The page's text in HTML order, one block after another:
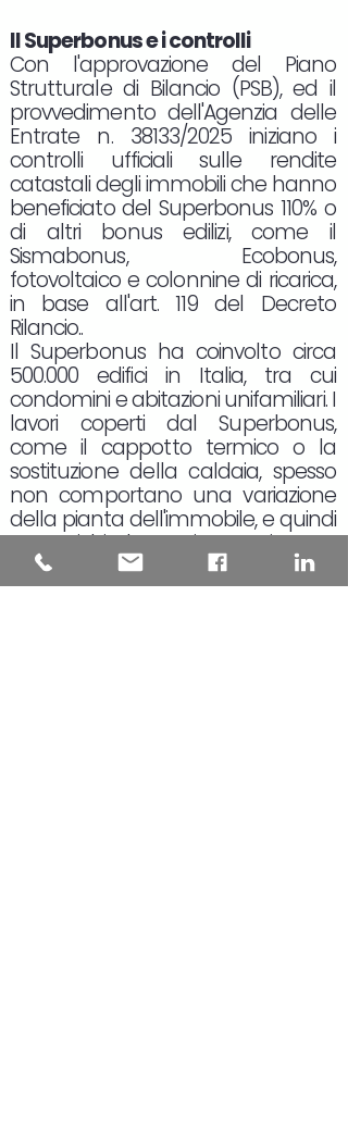
Il Superbonus e i controlli
Con l'approvazione del Piano
Strutturale di Bilancio (PSB), ed il
provvedimento dell'Agenzia delle
Entrate n. 38133/2025 iniziano i
controlli ufficiali sulle rendite
catastali degli immobili che hanno
beneficiato del Superbonus 110% o
di altri bonus edilizi, come il
Sismabonus, Ecobonus,
fotovoltaico e colonnine di ricarica,
in base all'art. 119 del Decreto
Rilancio..
Il Superbonus ha coinvolto circa
500.000 edifici in Italia, tra cui
condomini e abitazioni unifamiliari. I
lavori coperti dal Superbonus,
come il cappotto termico o la
sostituzione della caldaia, spesso
non comportano una variazione
della pianta dell'immobile, e quindi
non richiedono, in teoria, un
aggiornamento catastale.
L'aggiornamento della rendita